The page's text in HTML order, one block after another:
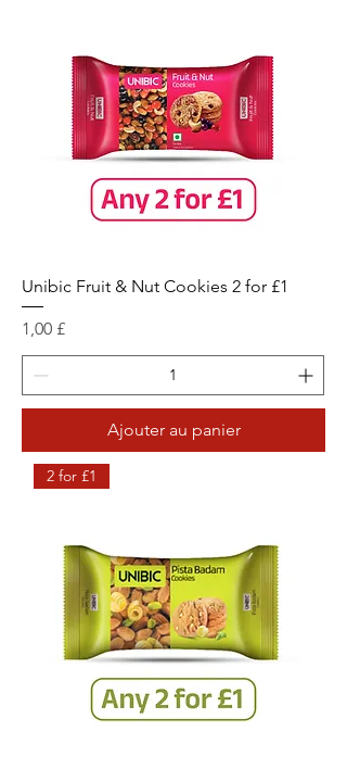
Unibic Fruit & Nut Cookies 2 for £1
Prix
1,00 £
Ajouter au panier
2 for £1